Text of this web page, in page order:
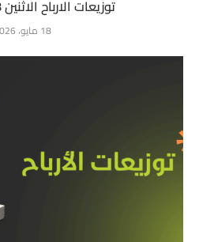
توزيعات الارباح الاثنين 18 مايو 2026
18 مايو، 2026